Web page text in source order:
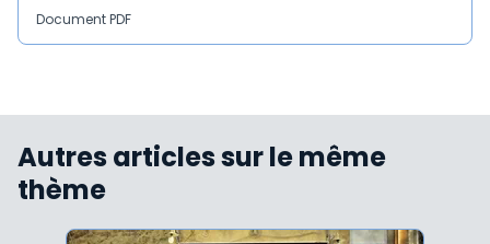
Document PDF
Autres articles sur le même
thème